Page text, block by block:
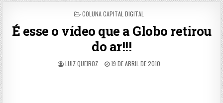
POSTED
COLUNA CAPITAL DIGITAL
É esse o vídeo que a Globo retirou
do ar!!!
LUIZ QUEIROZ 19 DE ABRIL DE 2010